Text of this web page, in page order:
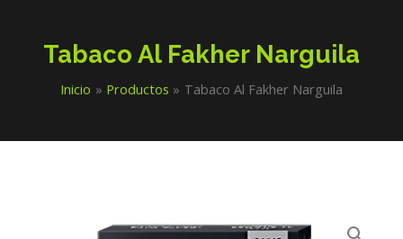
Tabaco Al Fakher Narguila
Inicio Productos Tabaco Al Fakher Narguila